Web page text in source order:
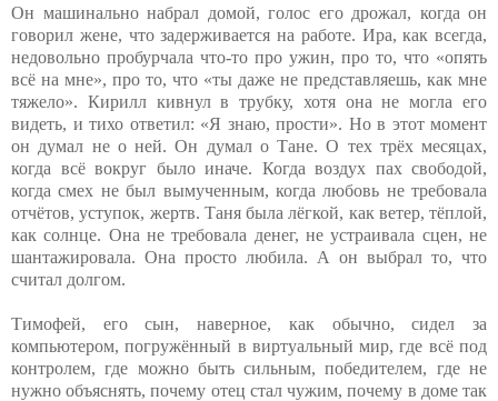
Он машинально набрал домой, голос его дрожал, когда он
говорил жене, что задерживается на работе. Ира, как всегда,
недовольно пробурчала что-то про ужин, про то, что «опять
всё на мне», про то, что «ты даже не представляешь, как мне
тяжело». Кирилл кивнул в трубку, хотя она не могла его
видеть, и тихо ответил: «Я знаю, прости». Но в этот момент
он думал не о ней. Он думал о Тане. О тех трёх месяцах,
когда всё вокруг было иначе. Когда воздух пах свободой,
когда смех не был вымученным, когда любовь не требовала
отчётов, уступок, жертв. Таня была лёгкой, как ветер, тёплой,
как солнце. Она не требовала денег, не устраивала сцен, не
шантажировала. Она просто любила. А он выбрал то, что
считал долгом.
Тимофей, его сын, наверное, как обычно, сидел за
компьютером, погружённый в виртуальный мир, где всё под
контролем, где можно быть сильным, победителем, где не
нужно объяснять, почему отец стал чужим, почему в доме так